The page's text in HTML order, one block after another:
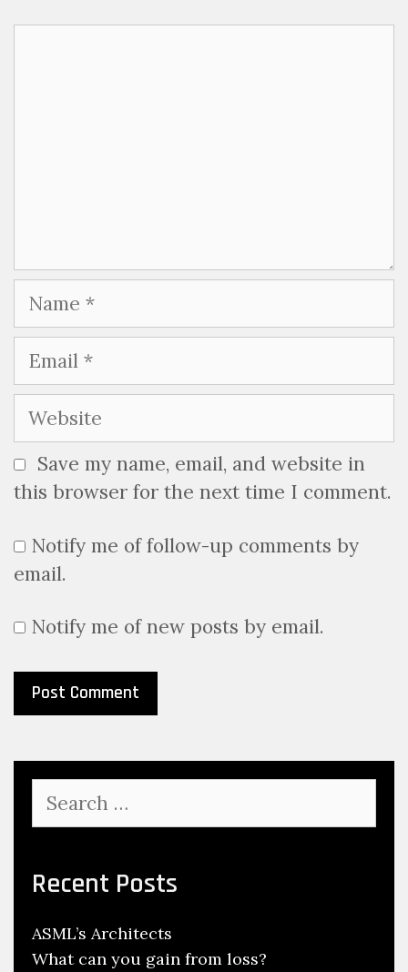
Name
Email
Website
Save my name, email, and website in
this browser for the next time I comment.
Notify me of follow-up comments by
email.
Notify me of new posts by email.
for:
Recent Posts
ASML’s Architects
What can you gain from loss?